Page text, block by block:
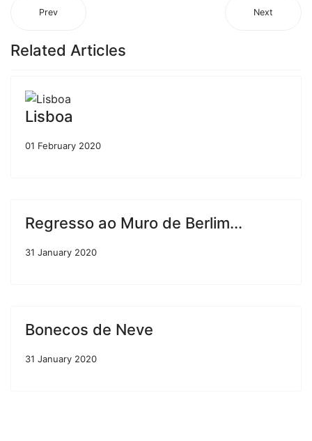
Prev Next
Related Articles
Lisboa
01 February 2020
Regresso ao Muro de Berlim...
31 January 2020
Bonecos de Neve
31 January 2020